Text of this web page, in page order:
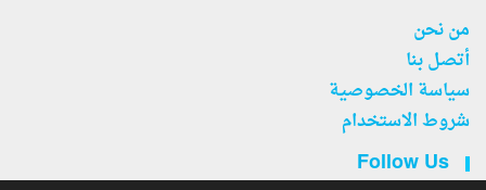
من نحن
أتصل بنا
سياسة الخصوصية
شروط الاستخدام
Follow Us